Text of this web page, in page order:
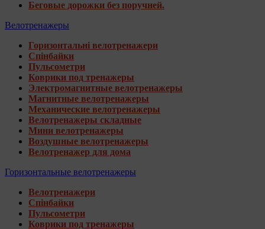
Беговые дорожки без поручней.
Велотренажеры
Горизонтальні велотренажери
Спінбайки
Пульсометри
Коврики под тренажеры
Электромагнитные велотренажеры
Магнитные велотренажеры
Механические велотренажеры
Велотренажеры складные
Мини велотренажеры
Воздушные велотренажеры
Велотренажер для дома
Горизонтальные велотренажеры
Велотренажери
Спінбайки
Пульсометри
Коврики под тренажеры